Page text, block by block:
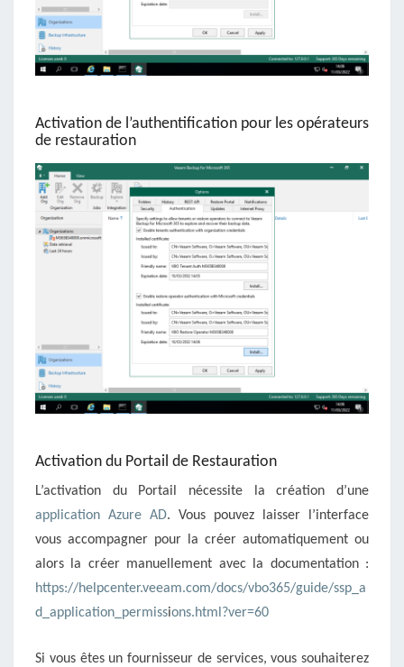
Activation de l’authentification pour les opérateurs
de restauration
Activation du Portail de Restauration
L’activation du Portail nécessite la création d’une
application Azure AD. Vous pouvez laisser l’interface
vous accompagner pour la créer automatiquement ou
alors la créer manuellement avec la documentation :
https://helpcenter.veeam.com/docs/vbo365/guide/ssp_a
d_application_permissions.html?ver=60
Si vous êtes un fournisseur de services, vous souhaiterez